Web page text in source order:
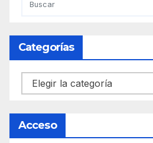
Categorías
Categorías
Acceso